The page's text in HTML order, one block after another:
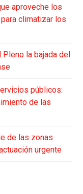
aproveche los
climatizar los
la bajada del
públicos:
de las
de las zonas
urgente